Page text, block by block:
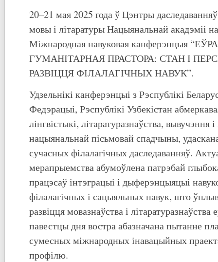
20–21 мая 2025 года ў Цэнтры
мовы і літаратуры Нацыянальнай акадэміі
Міжнародная навуковая канферэнцыя
ГУМАНІТАРНАЯ ПРАСТОРА: СТАН І
РАЗВІЦЦЯ ФІЛАЛАГІЧНЫХ НАВУК”.
Удзельнікі канферэнцыі з Рэспублікі
Федэрацыі, Рэспублікі Узбекістан
лінгвістыкі, літаратуразнаўства, вывучэння
нацыянальнай пісьмовай спадчыны,
сучасных філалагічных даследаванняў.
мерапрыемства абумоўлена патрэбай
працэсаў інтэграцыі і дыферэнцыяцыі
філалагічных і сацыяльных навук, што
развіцця мовазнаўства і літаратуразнаўства
павестцы дня востра абазначана пытанне
сумесных міжнародных інавацыйных
профілю.